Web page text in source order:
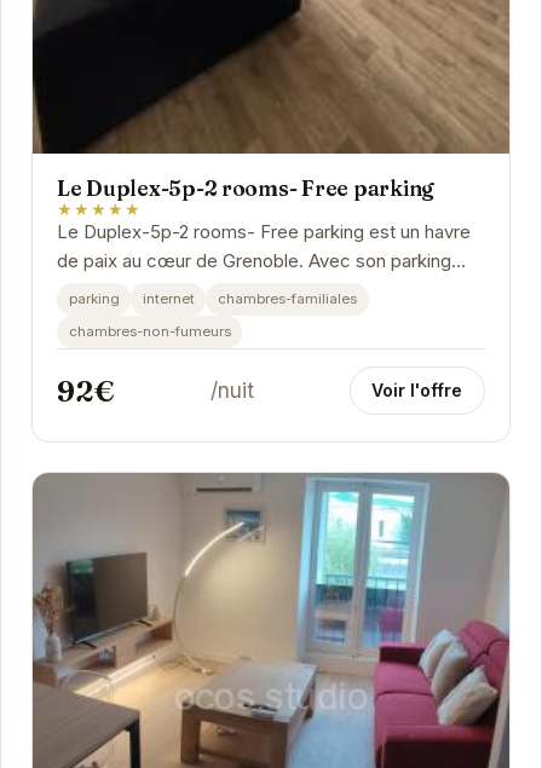
Le Duplex-5p-2 rooms- Free parking
★★★★★
Le Duplex-5p-2 rooms- Free parking est un havre
de paix au cœur de Grenoble. Avec son parking
gratuit, sa connexion internet et ses chambres...
parking internet
chambres-familiales
chambres-non-fumeurs
92€ /nuit Voir l'offre